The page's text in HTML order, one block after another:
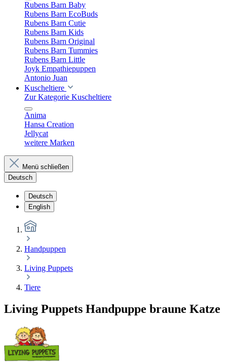
Rubens Barn Baby
Rubens Barn EcoBuds
Rubens Barn Cutie
Rubens Barn Kids
Rubens Barn Original
Rubens Barn Tummies
Rubens Barn Little
Joyk Empathiepuppen
Antonio Juan
Kuscheltiere
Zur Kategorie Kuscheltiere
Anima
Hansa Creation
Jellycat
weitere Marken
Menü schließen
Deutsch
Deutsch
English
Handpuppen
Living Puppets
Tiere
Living Puppets Handpuppe braune Katze